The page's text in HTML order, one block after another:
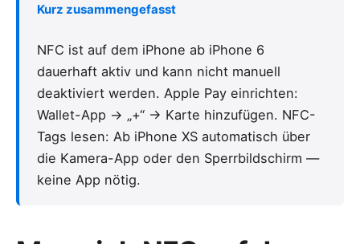
Kurz zusammengefasst
NFC ist auf dem iPhone ab iPhone 6
dauerhaft aktiv und kann nicht manuell
deaktiviert werden. Apple Pay einrichten:
Wallet-App → „+“ → Karte hinzufügen. NFC-
Tags lesen: Ab iPhone XS automatisch über
die Kamera-App oder den Sperrbildschirm —
keine App nötig.